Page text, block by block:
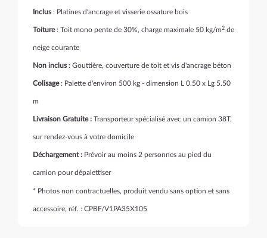
Inclus: Platines d'ancrage et visserie ossature bois
Toiture: Toit mono pente de 30%, charge maximale 50 kg/m2 de
neige courante
Non inclus: Gouttière, couverture de toit et vis d'ancrage béton
Colisage: Palette d'environ 500 kg - dimension L 0.50 x Lg 5.50
m
Livraison Gratuite : Transporteur spécialisé avec un camion 38T,
sur rendez-vous à votre domicile
Déchargement : Prévoir au moins 2 personnes au pied du
camion pour dépalettiser
* Photos non contractuelles, produit vendu sans option et sans
accessoire, réf. : CPBF/V1PA35X105